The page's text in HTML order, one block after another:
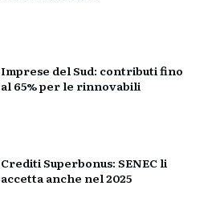
Imprese del Sud: contributi fino
al 65% per le rinnovabili
Crediti Superbonus: SENEC li
accetta anche nel 2025